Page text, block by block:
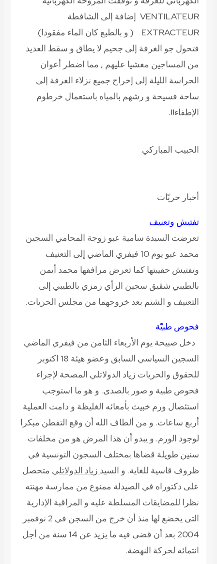
VENTILATEUR إضافة إلى الشافطة
EXTRACTEUR ( و بالطبع كان الماء مفقودا)
فتحول جو الغرفة إلى جحيم لا يطاق و سقط العديد
من المساجين مغشيا عليهم , مما اضطر أعوان
الحراسة الليلة إلى إخراج جميع نزلاء الغرفة إلى
ساحة فسيحة و رشهم بالمياه باستعمال خرطوم
الإطفاء!!.
الحبيب المباركي
أخبار حريّات
تفتيش وتعنيف
تعرضت السيدة سامية عبو زوجة المحامي السجين
محمد عبو يوم 10 فيفري الماضي إلى التعنيف
وتفتيش حقيبتها كما تعرض مرافقها محمد أيمن
بالطيبي شقيق سجين الرأي رمزي بالطيبي إلى
التعنيف و الشتم بعد خروجهما من مجلس الحريات.
فحوص طبيّة
دخل صبيحة يوم الأربعاء الثامن من فيفري الماضي
السجين السياسي السابق وعضو هيئة 18 اكتوبر
للحقوق والحريات زياد الدولاتلي المصحة لإجراء
فحوص طبية و صور بالصدى. و هو ما استوجب
استئصال ورم خبيث بأمعائه الغليظة و دامت العملية
أربع ساعات. و من ألطاف الله أن وقع التفطن مبكرا
لوجود الورم. و يبدو أن هذا المرض هو من مخلفات
سنين طويلة قضاها بمختلف السجون التونسية في
ظروف قاسية للغاية. و السيد زياد الدولاتلي متحصل
على دكتوراه في الصيدلة ممنوع من ممارسة مهنته
نظرا للمضايقات المسلطة عليه و المراقبة الإدارية
التي يخضع لها منذ أن خرج من السجن في 2 نوفمبر
2004 بعد أن قضى فيه ما يزيد عن 14 سنة من أجل
انتمائه لحركة النهضة.